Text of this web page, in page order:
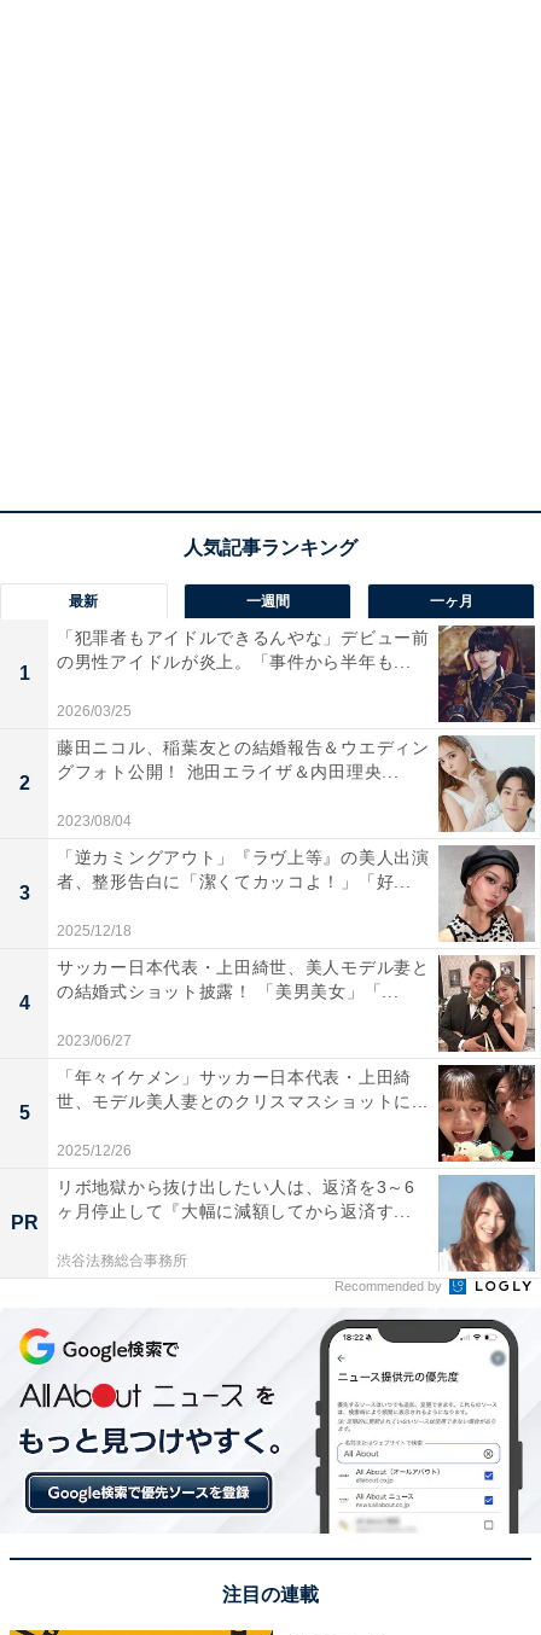
最新 一週間 一ヶ月
1
「犯罪者もアイドルできるんやな」デビュー前
の男性アイドルが炎上。「事件から半年も...
2026/03/25
2
藤田ニコル、稲葉友との結婚報告＆ウエディン
グフォト公開！ 池田エライザ＆内田理央...
2023/08/04
3
「逆カミングアウト」『ラヴ上等』の美人出演
者、整形告白に「潔くてカッコよ！」「好...
2025/12/18
4
サッカー日本代表・上田綺世、美人モデル妻と
の結婚式ショット披露！ 「美男美女」「...
2023/06/27
5
「年々イケメン」サッカー日本代表・上田綺
世、モデル美人妻とのクリスマスショットに...
2025/12/26
PR
リボ地獄から抜け出したい人は、返済を3～6
ヶ月停止して『大幅に減額してから返済す...
渋谷法務総合事務所
Recommended by
注目の連載